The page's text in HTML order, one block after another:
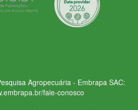
Agropecuária - Embrapa SAC:
fale-conosco